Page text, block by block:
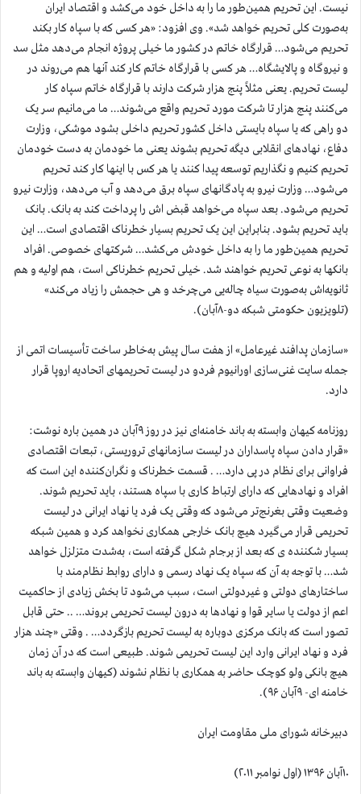
نیست. این تحریم همین‌طور ما را به داخل خود می‌کشد و اقتصاد ایران
به‌صورت کلی تحریم خواهد شد». وی افزود: «هر کسی که با سپاه کار بکند
تحریم می‌شود… قرارگاه خاتم در کشور ما خیلی پروژه انجام می‌دهد مثل سد
و نیروگاه و پالایشگاه… هر کسی با قرارگاه خاتم کار کند آنها هم می‌روند در
لیست تحریم. یعنی مثلاً پنج هزار شرکت دارند با قرارگاه خاتم سپاه کار
می‌کنند پنج هزار تا شرکت مورد تحریم واقع می‌شوند… ما می‌مانیم سر یک
دو راهی که یا سپاه بایستی داخل کشور تحریم داخلی بشود موشکی، وزارت
دفاع، نهادهای انقلابی دیگه تحریم بشوند یعنی ما خودمان به دست خودمان
تحریم کنیم و نگذاریم توسعه پیدا کنند یا هر کس با اینها کار کند تحریم
می‌شود… وزارت نیرو به پادگانهای سپاه برق می‌دهد و آب می‌دهد، وزارت نیرو
تحریم می‌شود. بعد سپاه می‌خواهد قبض اش را پرداخت کند به بانک. بانک
باید تحریم بشود. بنابراین این یک تحریم بسیار خطرناک اقتصادی است… این
تحریم همین‌طور ما را به داخل خودش می‌کشد… شرکتهای خصوصی. افراد
بانکها به نوعی تحریم خواهند شد. خیلی تحریم خطرناکی است، هم اولیه و هم
ثانویه‌اش به‌صورت سیاه چاله‌یی می‌چرخد و هی حجمش را زیاد می‌کند»
(تلویزیون حکومتی شبکه دو-۸آبان).
«سازمان پدافند غیرعامل» از هفت سال پیش به‌خاطر ساخت تأسیسات اتمی از
جمله سایت غنی‌سازی اورانیوم فردو در لیست تحریمهای اتحادیه اروپا قرار
دارد.
روزنامه کیهان وابسته به باند خامنه‌ای نیز در روز ۹آبان در همین باره نوشت:‌
«قرار دادن سپاه پاسداران در لیست سازمانهای تروریستی، تبعات اقتصادی
فراوانی برای نظام در پی دارد… . قسمت خطرناک و نگران‌کننده این است که
افراد و نهادهایی که دارای ارتباط کاری با سپاه هستند، باید تحریم شوند.
وضعیت وقتی بغرنج‌تر می‌شود که وقتی یک فرد یا نهاد ایرانی در لیست
تحریمی قرار می‌گیرد هیچ بانک خارجی همکاری نخواهد کرد و همین شبکه
بسیار شکننده ی که بعد از برجام شکل گرفته است، به‌شدت متزلزل خواهد
شد… با توجه به آن که سپاه یک نهاد رسمی و دارای روابط نظام‌مند با
ساختارهای دولتی و غیردولتی است، سبب می‌شود تا بخش زیادی از حاکمیت
اعم از دولت یا سایر قوا و نهادها به درون لیست تحریمی بروند… .. حتی قابل
تصور است که بانک مرکزی دوباره به لیست تحریم بازگردد… . وقتی «چند هزار
فرد و نهاد ایرانی وارد این لیست تحریمی‌ شوند. طبیعی است که در آن زمان
هیچ بانکی ولو کوچک حاضر به همکاری با نظام نشوند (کیهان وابسته به باند
خامنه ای- ۹آبان ۹۶).
دبیرخانه شورای ملی مقاومت ایران
۱۰آبان ۱۳۹۶ (اول نوامبر ۲۰۱۱)